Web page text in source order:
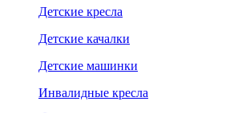
Детские кресла
Детские качалки
Детские машинки
Инвалидные кресла